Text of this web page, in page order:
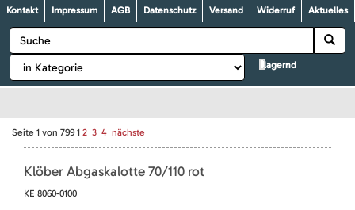
Kontakt Impressum AGB Datenschutz Versand Widerruf Aktuelles
lagernd
Seite 1 von 799 1 2 3 4 nächste
Klöber Abgaskalotte 70/110 rot
KE 8060-0100